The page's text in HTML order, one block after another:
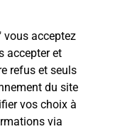
vous acceptez
accepter et
refus et seuls
du site
vos choix à
via
?